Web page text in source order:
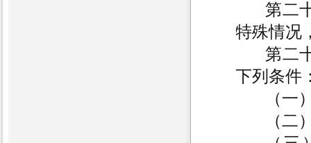
第二
特殊情况
第二
下列条件
（一
（二